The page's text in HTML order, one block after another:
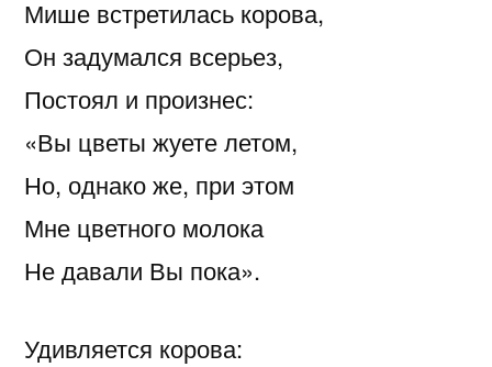
Мише встретилась корова,
Он задумался всерьез,
Постоял и произнес:
«Вы цветы жуете летом,
Но, однако же, при этом
Мне цветного молока
Не давали Вы пока».
Удивляется корова: